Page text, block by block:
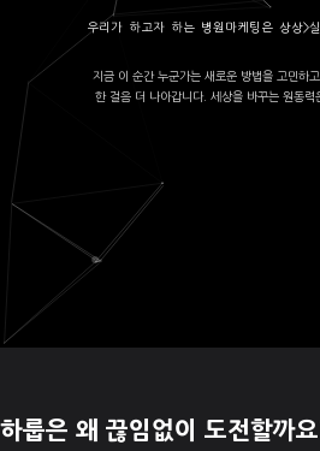
우리가 하고자 하는 병원마케팅은 상상>
지금 이 순간 누군가는 새로운 방법을 고민하
한 걸음 더 나아갑니다. 세상을 바꾸는 원동력
하룹은 왜 끊임없이 도전할까